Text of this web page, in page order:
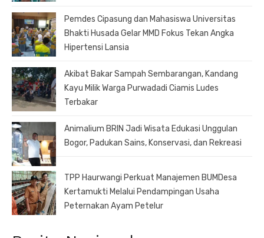
Pemdes Cipasung dan Mahasiswa Universitas
Bhakti Husada Gelar MMD Fokus Tekan Angka
Hipertensi Lansia
Akibat Bakar Sampah Sembarangan, Kandang
Kayu Milik Warga Purwadadi Ciamis Ludes
Terbakar
Animalium BRIN Jadi Wisata Edukasi Unggulan
Bogor, Padukan Sains, Konservasi, dan Rekreasi
TPP Haurwangi Perkuat Manajemen BUMDesa
Kertamukti Melalui Pendampingan Usaha
Peternakan Ayam Petelur